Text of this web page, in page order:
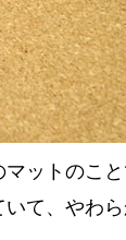
ットのこ
て、やわら